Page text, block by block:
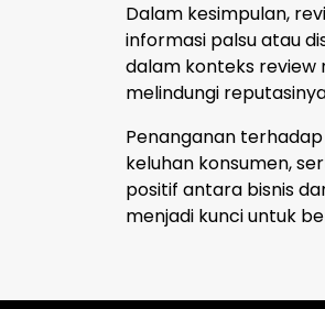
Dalam kesimpulan,
informasi palsu atau
dalam konteks review
melindungi
Penanganan
keluhan konsumen,
positif antara bisnis
menjadi kunci untuk